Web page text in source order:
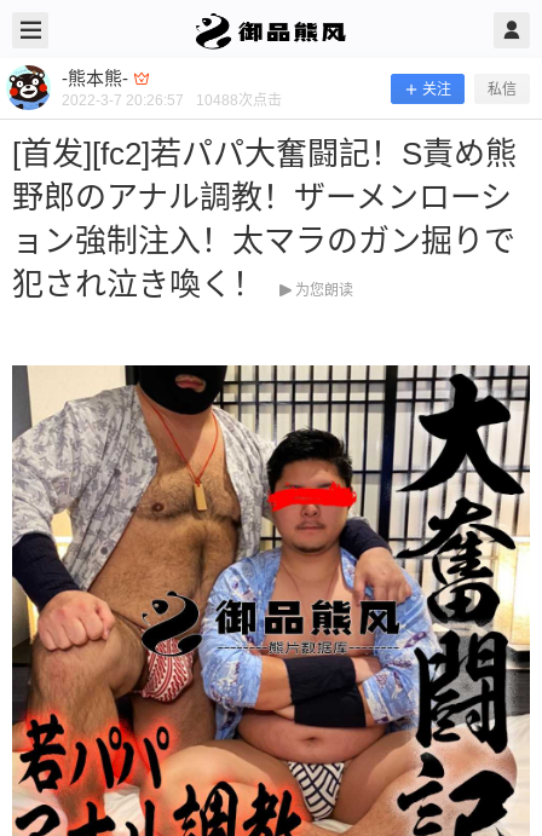
-熊本熊-
2022-3-7 20:26:57 10488次点击
关注 私信
[首发][fc2]若パパ大奮闘記！S責め熊
野郎のアナル調教！ザーメンローシ
ョン強制注入！太マラのガン掘りで
犯され泣き喚く！
为您朗读
-熊本熊- @ 御品熊风 2022/3/07
野郎のアナル調教！ザーメンローショ
ン強制注入！太マラのガン掘りで犯さ
れ泣き喚く！
当前隐藏内容需要支付600熊币 已有267人支付 登
录立刻注册 0 收藏
扫描二维码继续阅读